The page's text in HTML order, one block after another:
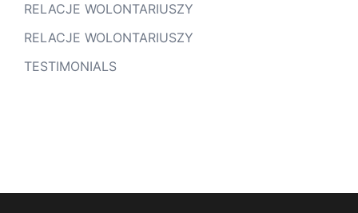
RELACJE WOLONTARIUSZY
RELACJE WOLONTARIUSZY
TESTIMONIALS